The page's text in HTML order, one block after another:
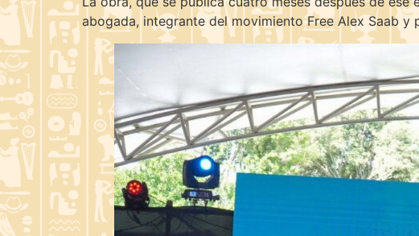
abogada, integrante del movimiento Free Alex Saab y